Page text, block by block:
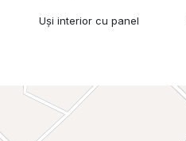
Uși interior cu panel